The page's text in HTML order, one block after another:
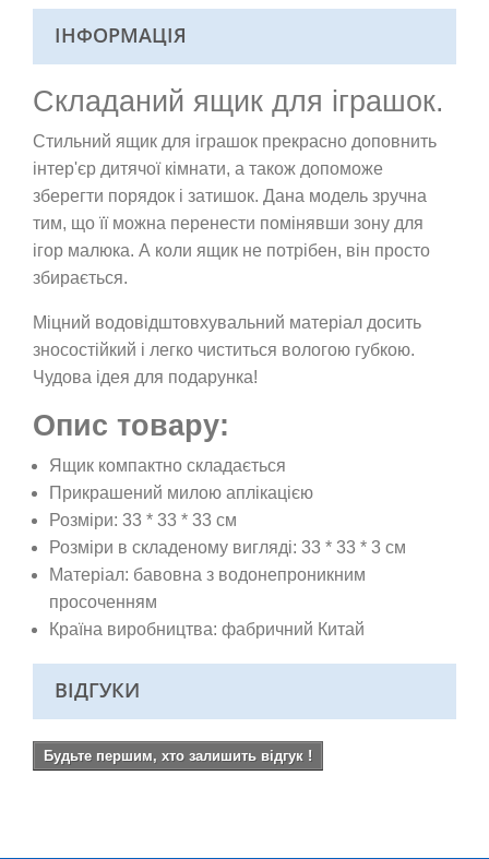
ІНФОРМАЦІЯ
Складаний ящик для іграшок.
Стильний ящик для іграшок прекрасно доповнить
інтер'єр дитячої кімнати, а також допоможе
зберегти порядок і затишок. Дана модель зручна
тим, що її можна перенести помінявши зону для
ігор малюка. А коли ящик не потрібен, він просто
збирається.
Міцний водовідштовхувальний матеріал досить
зносостійкий і легко чиститься вологою губкою.
Чудова ідея для подарунка!
Опис товару:
Ящик компактно складається
Прикрашений милою аплікацією
Розміри: 33 * 33 * 33 см
Розміри в складеному вигляді: 33 * 33 * 3 см
Матеріал: бавовна з водонепроникним
просоченням
Країна виробництва: фабричний Китай
ВІДГУКИ
Будьте першим, хто залишить відгук !